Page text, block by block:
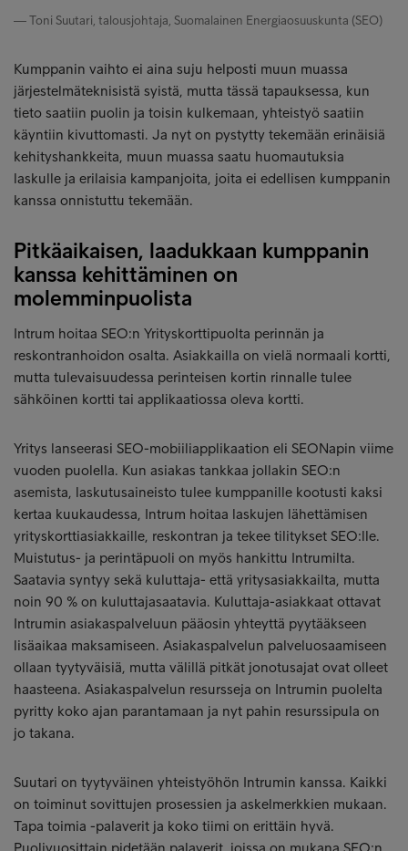
Toni Suutari, talousjohtaja, Suomalainen Energiaosuuskunta (SEO)
Kumppanin vaihto ei aina suju helposti muun muassa
järjestelmäteknisistä syistä, mutta tässä tapauksessa, kun
tieto saatiin puolin ja toisin kulkemaan, yhteistyö saatiin
käyntiin kivuttomasti. Ja nyt on pystytty tekemään erinäisiä
kehityshankkeita, muun muassa saatu huomautuksia
laskulle ja erilaisia kampanjoita, joita ei edellisen kumppanin
kanssa onnistuttu tekemään.
Pitkäaikaisen, laadukkaan kumppanin
kanssa kehittäminen on
molemminpuolista
Intrum hoitaa SEO:n Yrityskorttipuolta perinnän ja
reskontranhoidon osalta. Asiakkailla on vielä normaali kortti,
mutta tulevaisuudessa perinteisen kortin rinnalle tulee
sähköinen kortti tai applikaatiossa oleva kortti.
Yritys lanseerasi SEO-mobiiliapplikaation eli SEONapin viime
vuoden puolella. Kun asiakas tankkaa jollakin SEO:n
asemista, laskutusaineisto tulee kumppanille kootusti kaksi
kertaa kuukaudessa, Intrum hoitaa laskujen lähettämisen
yrityskorttiasiakkaille, reskontran ja tekee tilitykset SEO:lle.
Muistutus- ja perintäpuoli on myös hankittu Intrumilta.
Saatavia syntyy sekä kuluttaja- että yritysasiakkailta, mutta
noin 90 % on kuluttajasaatavia. Kuluttaja-asiakkaat ottavat
Intrumin asiakaspalveluun pääosin yhteyttä pyytääkseen
lisäaikaa maksamiseen. Asiakaspalvelun palveluosaamiseen
ollaan tyytyväisiä, mutta välillä pitkät jonotusajat ovat olleet
haasteena. Asiakaspalvelun resursseja on Intrumin puolelta
pyritty koko ajan parantamaan ja nyt pahin resurssipula on
jo takana.
Suutari on tyytyväinen yhteistyöhön Intrumin kanssa. Kaikki
on toiminut sovittujen prosessien ja askelmerkkien mukaan.
Tapa toimia -palaverit ja koko tiimi on erittäin hyvä.
Puolivuosittain pidetään palaverit, joissa on mukana SEO:n